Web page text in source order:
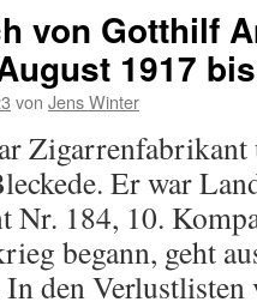
von Gotthilf
1917
von Jens Winter
Zigarrenfabrikant
Er war
Nr. 184, 10.
begann, geht
In den